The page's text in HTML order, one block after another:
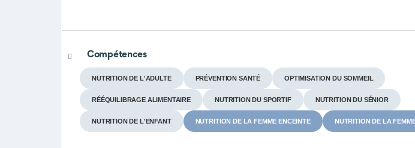
Compétences
NUTRITION DE L'ADULTE PRÉVENTION SANTÉ OPTIMISATION DU SOMMEIL
RÉÉQUILIBRAGE ALIMENTAIRE NUTRITION DU SPORTIF NUTRITION DU SÉNIOR
NUTRITION DE L'ENFANT NUTRITION DE LA FEMME ENCEINTE NUTRITION DE LA